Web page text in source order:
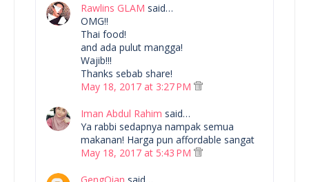
Rawlins GLAM said…
OMG!!
Thai food!
and ada pulut mangga!
Wajib!!!
Thanks sebab share!
May 18, 2017 at 3:27 PM
Iman Abdul Rahim said…
Ya rabbi sedapnya nampak semua
makanan! Harga pun affordable sangat
May 18, 2017 at 5:43 PM